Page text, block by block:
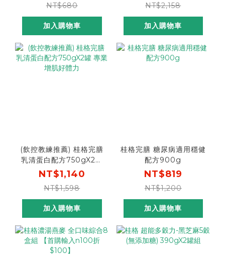
NT$680
加入購物車
NT$2,158
加入購物車
(飲控教練推薦) 桂格完膳
乳清蛋白配方750gX2罐
專業增肌好體力
NT$1,140
NT$1,598
加入購物車
桂格完膳 糖尿病適用穩健
配方900g
NT$819
NT$1,200
加入購物車